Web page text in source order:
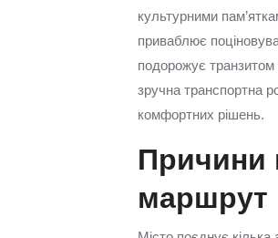
культурними
приваблює
подорожує транзитом
зручна транспортна
комфортних рішень.
Причини
маршрут